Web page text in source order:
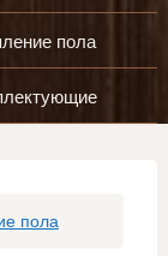
пола
пола